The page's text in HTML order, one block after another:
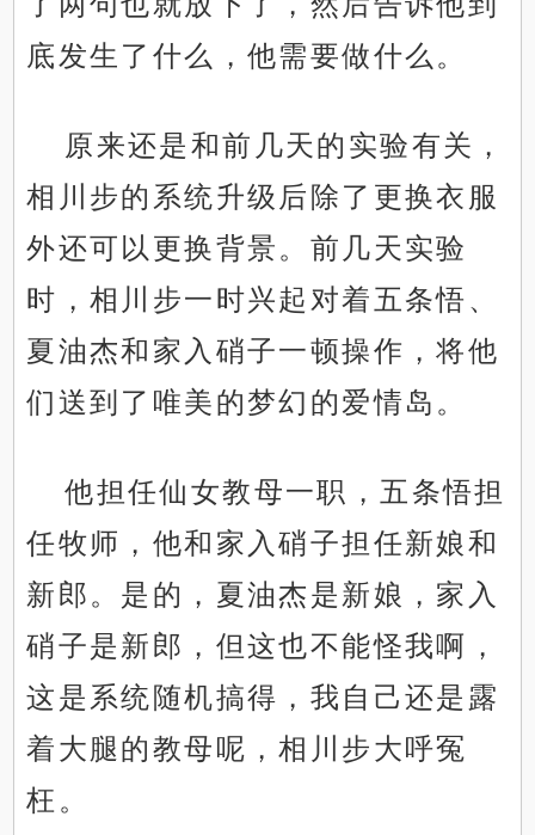
底发生了什么，他需要做什么。
原来还是和前几天的实验有关，
相川步的系统升级后除了更换衣服
外还可以更换背景。前几天实验
时，相川步一时兴起对着五条悟、
夏油杰和家入硝子一顿操作，将他
们送到了唯美的梦幻的爱情岛。
他担任仙女教母一职，五条悟担
任牧师，他和家入硝子担任新娘和
新郎。是的，夏油杰是新娘，家入
硝子是新郎，但这也不能怪我啊，
这是系统随机搞得，我自己还是露
着大腿的教母呢，相川步大呼冤
枉。